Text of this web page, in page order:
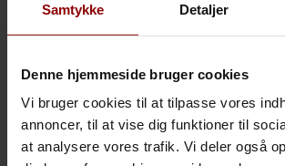
Samtykke Detaljer
Denne hjemmeside bruger cookies
Vi bruger cookies til at tilpasse vores
annoncer, til at vise dig funktioner til
at analysere vores trafik. Vi deler også
dygtige forvaltere har skabt solide afkast.
spørgsmålet er: Er det nok? Eller findes
Hvad er det rigtige valg for dig?
Meningerne er mange.
Nogle siger: Invester og luk øjnene.
Andre siger: Pas på pengene og vælg